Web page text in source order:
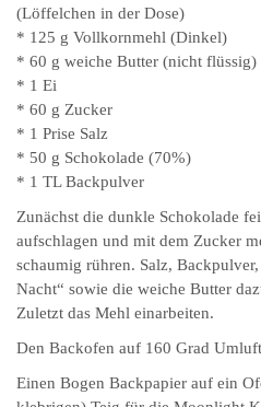
(Löffelchen in der Dose)
* 125 g Vollkornmehl (Dinkel)
* 60 g weiche Butter (nicht flüssig)
* 1 Ei
* 60 g Zucker
* 1 Prise Salz
* 50 g Schokolade (70%)
* 1 TL Backpulver
Zunächst die dunkle Schokolade
aufschlagen und mit dem Zucker
schaumig rühren. Salz,
Nacht“ sowie die weiche Butter
Zuletzt das Mehl einarbeiten.
Den Backofen auf 160 Grad
Einen Bogen Backpapier auf ein